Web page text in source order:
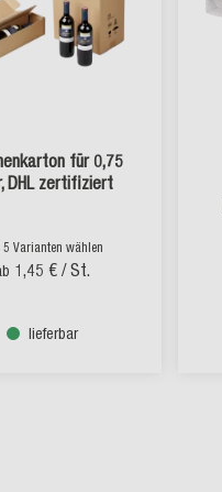
für 0,75
DHL zertifiziert
5 Varianten wählen
1,45 € / St.
lieferbar